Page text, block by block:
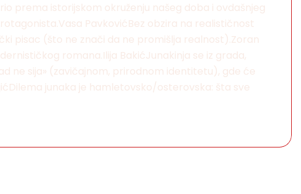
prema istorijskom okruženju našeg doba i ovdašnjeg
PavkovićBez obzira na realističnost
pisac (što ne znači da ne promišlja realnost).Zoran
romana.Ilija BakićJunakinja se iz grada,
ne sija» (zavičajnom, prirodnom identitetu), gde će
junaka je hamletovsko/osterovska: šta sve